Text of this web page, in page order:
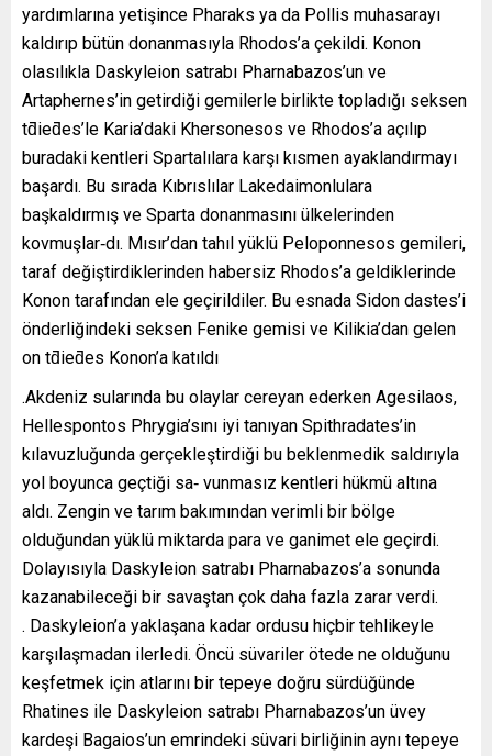
yardımlarına yetişince Pharaks ya da Pollis muhasarayı
kaldırıp bütün donanmasıyla Rhodos’a çekildi. Konon
olasılıkla Daskyleion satrabı Pharnabazos’un ve
Artaphernes’in getirdiği gemilerle birlikte topladığı seksen
tƌieƌes’le Karia’daki Khersonesos ve Rhodos’a açılıp
buradaki kentleri Spartalılara karşı kısmen ayaklandırmayı
başardı. Bu sırada Kıbrıslılar Lakedaimonlulara
başkaldırmış ve Sparta donanmasını ülkelerinden
kovmuşlar‐dı. Mısır’dan tahıl yüklü Peloponnesos gemileri,
taraf değiştirdiklerinden habersiz Rhodos’a geldiklerinde
Konon tarafından ele geçirildiler. Bu esnada Sidon dastes’i
önderliğindeki seksen Fenike gemisi ve Kilikia’dan gelen
on tƌieƌes Konon’a katıldı
.Akdeniz sularında bu olaylar cereyan ederken Agesilaos,
Hellespontos Phrygia’sını iyi tanıyan Spithradates’in
kılavuzluğunda gerçekleştirdiği bu beklenmedik saldırıyla
yol boyunca geçtiği sa‐ vunmasız kentleri hükmü altına
aldı. Zengin ve tarım bakımından verimli bir bölge
olduğundan yüklü miktarda para ve ganimet ele geçirdi.
Dolayısıyla Daskyleion satrabı Pharnabazos’a sonunda
kazanabileceği bir savaştan çok daha fazla zarar verdi.
. Daskyleion’a yaklaşana kadar ordusu hiçbir tehlikeyle
karşılaşmadan ilerledi. Öncü süvariler ötede ne olduğunu
keşfetmek için atlarını bir tepeye doğru sürdüğünde
Rhatines ile Daskyleion satrabı Pharnabazos’un üvey
kardeşi Bagaios’un emrindeki süvari birliğinin aynı tepeye